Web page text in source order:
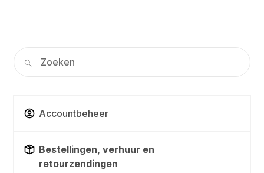
Accountbeheer
Bestellingen, verhuur en
retourzendingen